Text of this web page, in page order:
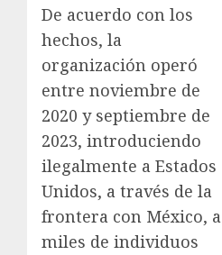
De acuerdo con los
hechos, la
organización operó
entre noviembre de
2020 y septiembre de
2023, introduciendo
ilegalmente a Estados
Unidos, a través de la
frontera con México, a
miles de individuos